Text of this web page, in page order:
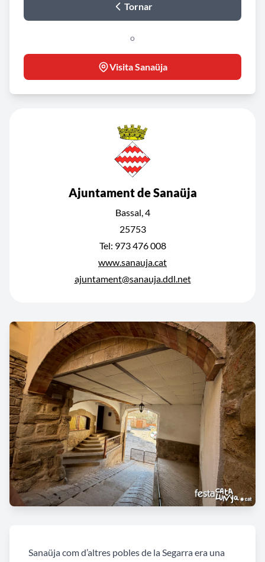
Tornar
o
Visita Sanaüja
Ajuntament de Sanaüja
Bassal, 4
25753
Tel: 973 476 008
www.sanauja.cat
ajuntament@sanauja.ddl.net
Sanaüja com d’altres pobles de la Segarra era una